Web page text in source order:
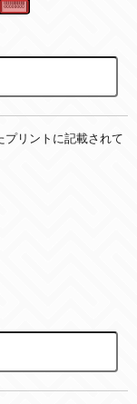
プリントに記載されて